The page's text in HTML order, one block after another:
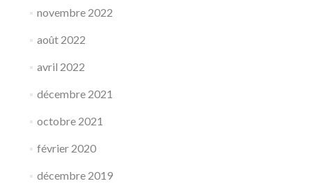
novembre 2022
août 2022
avril 2022
décembre 2021
octobre 2021
février 2020
décembre 2019